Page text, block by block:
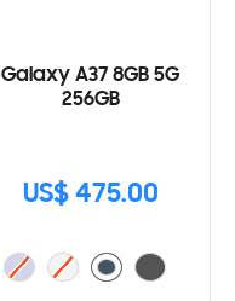
Galaxy A37 8GB 5G
256GB
US$ 475.00